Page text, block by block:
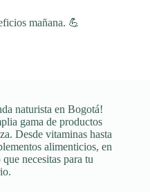
mañana. 💪
naturista en Bogotá!
gama de productos
Desde vitaminas hasta
alimenticios, en
necesitas para tu